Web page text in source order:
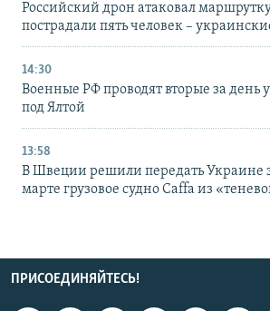
Российский дрон атаковал
пострадали пять человек –
14:30
Военные РФ проводят вторые за день
под Ялтой
13:58
В Швеции решили передать Украине
марте грузовое судно Caffa из
ПРИСОЕДИНЯЙТЕСЬ!